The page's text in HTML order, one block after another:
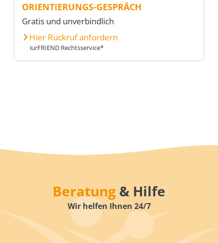
ORIENTIERUNGS-GESPRÄCH
Gratis und unverbindlich
Hier Rückruf anfordern
iurFRIEND Rechtsservice*
Beratung & Hilfe
Wir helfen Ihnen 24/7